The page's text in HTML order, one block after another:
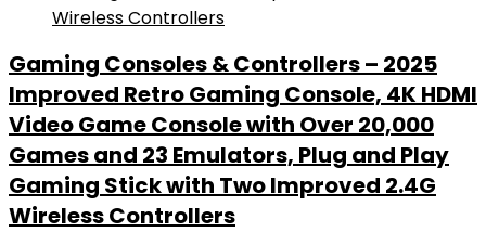
Gaming Consoles & Controllers – 2025
Improved Retro Gaming Console, 4K HDMI
Video Game Console with Over 20,000
Games and 23 Emulators, Plug and Play
Gaming Stick with Two Improved 2.4G
Wireless Controllers